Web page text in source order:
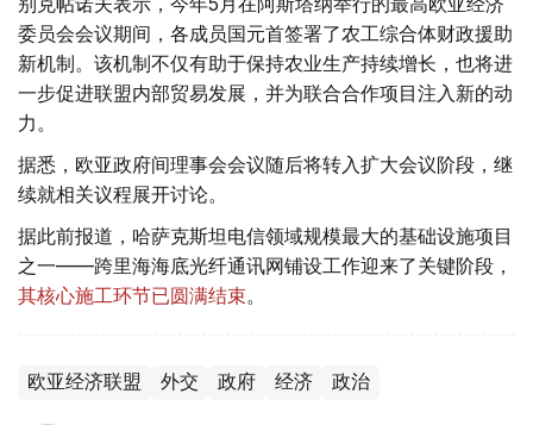
委员会会议期间，各成员国元首签署了农工综合体财政援助
新机制。该机制不仅有助于保持农业生产持续增长，也将进
一步促进联盟内部贸易发展，并为联合合作项目注入新的动
力。
据悉，欧亚政府间理事会会议随后将转入扩大会议阶段，继
续就相关议程展开讨论。
据此前报道，哈萨克斯坦电信领域规模最大的基础设施项目
之一——跨里海海底光纤通讯网铺设工作迎来了关键阶段，
其核心施工环节已圆满结束。
欧亚经济联盟 外交 政府 经济 政治